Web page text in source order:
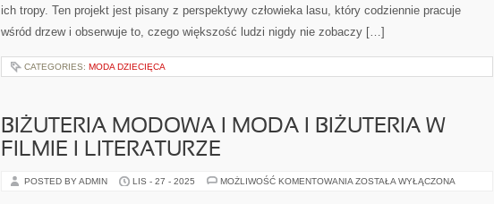
ich tropy. Ten projekt jest pisany z perspektywy człowieka lasu, który codziennie pracuje
wśród drzew i obserwuje to, czego większość ludzi nigdy nie zobaczy […]
CATEGORIES: MODA DZIECIĘCA
BIŻUTERIA MODOWA I MODA I BIŻUTERIA W
FILMIE I LITERATURZE
POSTED BY ADMIN LIS - 27 - 2025 MOŻLIWOŚĆ KOMENTOWANIA BIŻUTERIA
ZOSTAŁA WYŁĄCZONA